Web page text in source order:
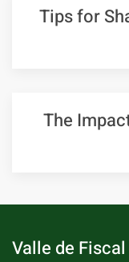
Tips for
The
Valle de